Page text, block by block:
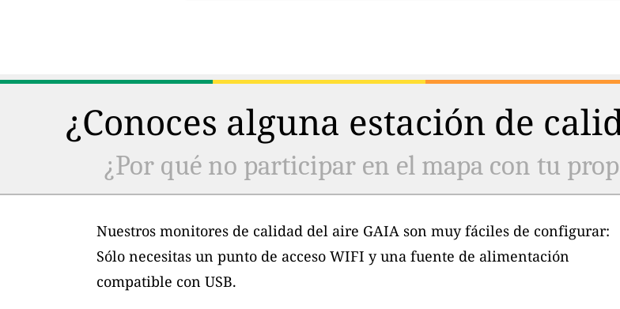
¿Conoces alguna estación de
¿Por qué no participar en el mapa con tu
Nuestros monitores de calidad del aire GAIA son muy fáciles de configurar:
Sólo necesitas un punto de acceso WIFI y una fuente de alimentación
compatible con USB.